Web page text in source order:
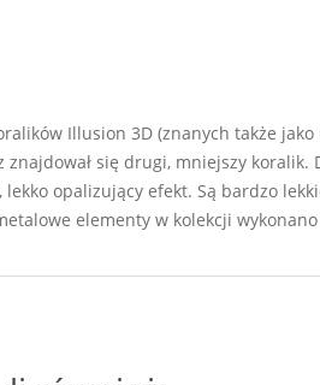
Illusion 3D (znanych także
się drugi, mniejszy koralik.
opalizujący efekt. Są bardzo
elementy w kolekcji wykonano